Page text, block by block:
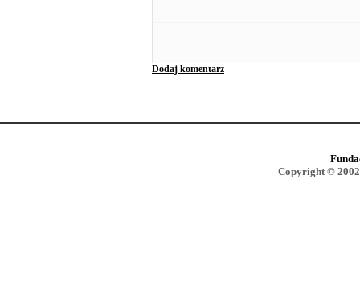
Dodaj komentarz
Copyright ©